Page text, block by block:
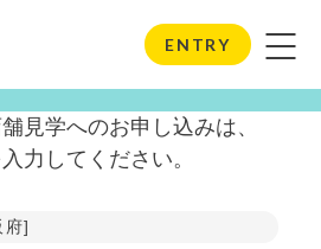
ENTRY
見学へのお申し込みは、
力してください。
府]